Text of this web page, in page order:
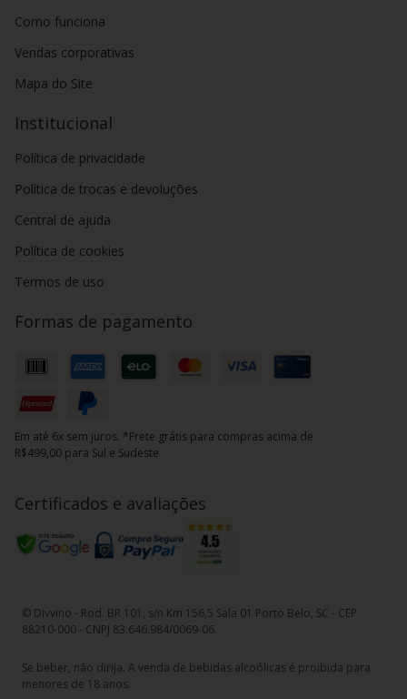
Como funciona
Vendas corporativas
Mapa do Site
Institucional
Política de privacidade
Política de trocas e devoluções
Central de ajuda
Política de cookies
Termos de uso
Formas de pagamento
Em até 6x sem juros. *Frete grátis para compras acima de
R$499,00 para Sul e Sudeste
Certificados e avaliações
© Divvino - Rod. BR 101, s/n Km 156,5 Sala 01 Porto Belo, SC - CEP
88210-000 - CNPJ 83.646.984/0069-06.
Se beber, não dirija. A venda de bebidas alcoólicas é proibida para
menores de 18 anos.